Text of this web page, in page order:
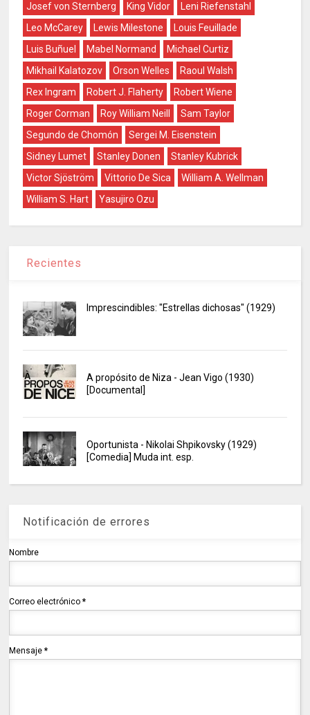
Josef von Sternberg
King Vidor
Leni Riefenstahl
Leo McCarey
Lewis Milestone
Louis Feuillade
Luis Buñuel
Mabel Normand
Michael Curtiz
Mikhail Kalatozov
Orson Welles
Raoul Walsh
Rex Ingram
Robert J. Flaherty
Robert Wiene
Roger Corman
Roy William Neill
Sam Taylor
Segundo de Chomón
Sergei M. Eisenstein
Sidney Lumet
Stanley Donen
Stanley Kubrick
Victor Sjöström
Vittorio De Sica
William A. Wellman
William S. Hart
Yasujiro Ozu
Recientes
Imprescindibles: "Estrellas dichosas" (1929)
A propósito de Niza - Jean Vigo (1930)
[Documental]
Oportunista - Nikolai Shpikovsky (1929)
[Comedia] Muda int. esp.
Notificación de errores
Nombre
Correo electrónico*
Mensaje*